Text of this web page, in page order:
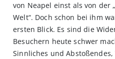
von Neapel einst als von der
Welt“. Doch schon bei ihm
ersten Blick. Es sind die
Besuchern heute schwer
Sinnliches und